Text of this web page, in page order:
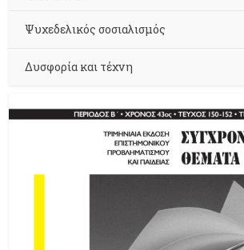
Ψυχεδελικός σοσιαλισμός
Δυσφορία και τέχνη